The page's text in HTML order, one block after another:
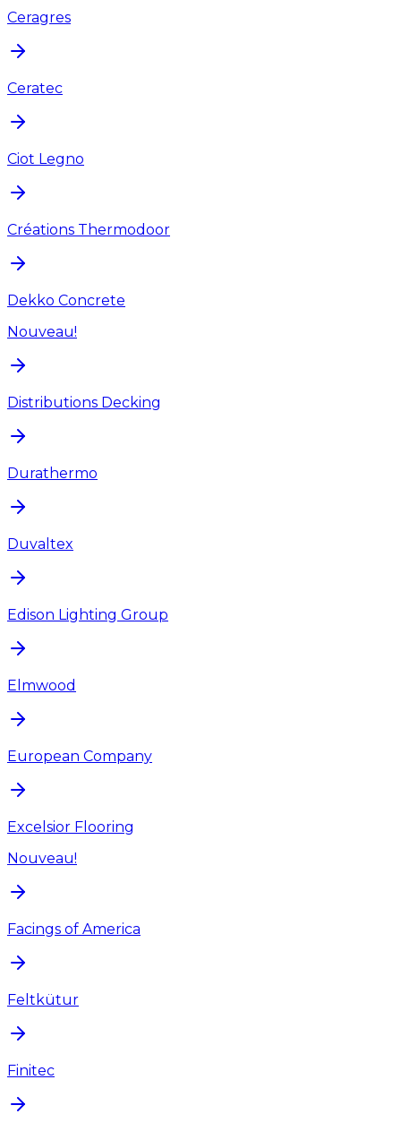
Ceragres
Ceratec
Ciot Legno
Créations Thermodoor
Dekko Concrete
Nouveau!
Distributions Decking
Durathermo
Duvaltex
Edison Lighting Group
Elmwood
European Company
Excelsior Flooring
Nouveau!
Facings of America
Feltkütur
Finitec